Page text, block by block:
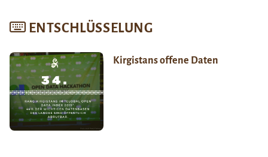
ENTSCHLÜSSELUNG
Kirgistans offene Daten